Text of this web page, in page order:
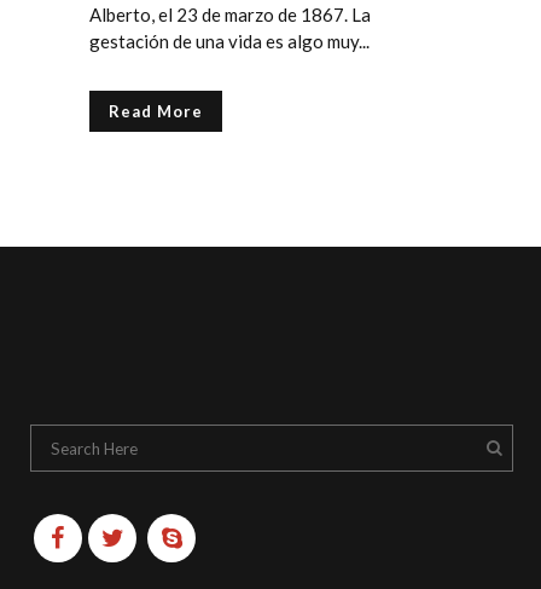
Alberto, el 23 de marzo de 1867. La
gestación de una vida es algo muy...
Read More